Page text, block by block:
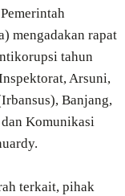
mengadakan rapat
tahun
Arsuni,
Banjang,
Komunikasi
terkait, pihak